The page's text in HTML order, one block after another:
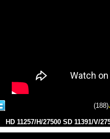
(188)